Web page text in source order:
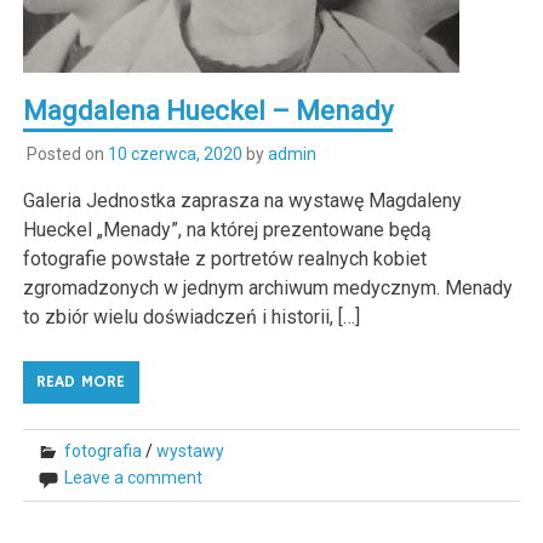
Magdalena Hueckel – Menady
Posted on 10 czerwca, 2020 byadmin
Galeria Jednostka zaprasza na wystawę Magdaleny
Hueckel „Menady”, na której prezentowane będą
fotografie powstałe z portretów realnych kobiet
zgromadzonych w jednym archiwum medycznym. Menady
to zbiór wielu doświadczeń i historii, […]
READ MORE
fotografia/wystawy
Leave a comment